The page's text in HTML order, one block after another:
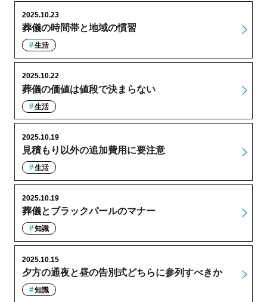
葬儀の時間帯と地域の慣習
2025.10.23
生活
葬儀の価値は値段で決まらない
2025.10.22
生活
見積もり以外の追加費用に要注意
2025.10.19
生活
葬儀とブラックパールのマナー
2025.10.19
知識
夕方の通夜と昼の告別式どちらに参列すべきか
2025.10.15
知識